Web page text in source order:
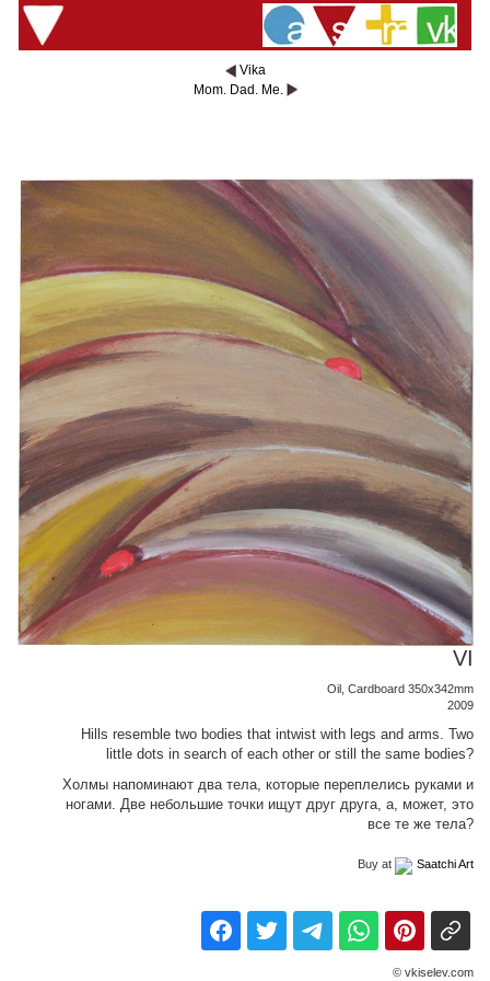
Vika
Mom. Dad. Me.
VI
Oil, Cardboard 350x342mm
2009
Hills resemble two bodies that intwist with legs and arms. Two
little dots in search of each other or still the same bodies?
Холмы напоминают два тела, которые переплелись руками и
ногами. Две небольшие точки ищут друг друга, а, может, это
все те же тела?
Buy at Saatchi Art
© vkiselev.com